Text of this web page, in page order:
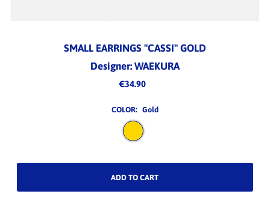
SMALL EARRINGS "CASSI" GOLD
Designer: WAEKURA
€34.90
COLOR: Gold